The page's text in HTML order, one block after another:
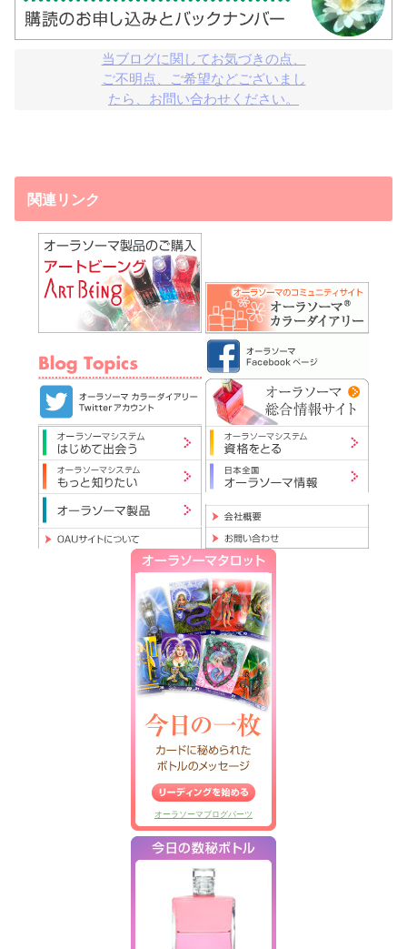
当ブログに関してお気づきの点、
ご不明点、ご希望などございまし
たら、お問い合わせください。
関連リンク